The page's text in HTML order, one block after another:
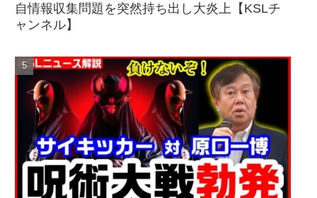
自情報収集問題を突然持ち出し大炎上【KSLチ
ャンネル】